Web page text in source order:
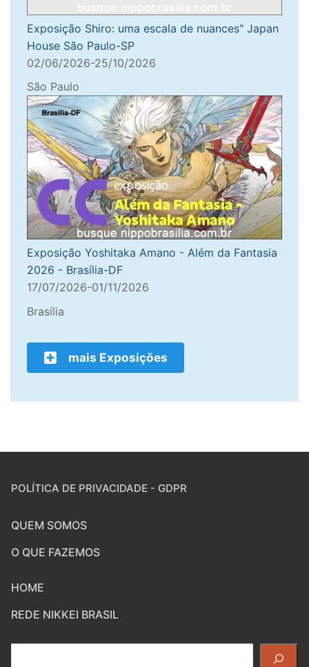
Exposição Shiro: uma escala de nuances" Japan
House São Paulo-SP
02/06/2026-25/10/2026
São Paulo
Exposição Yoshitaka Amano - Além da Fantasia
2026 - Brasília-DF
17/07/2026-01/11/2026
Brasília
mais Exposições
POLÍTICA DE PRIVACIDADE - GDPR
QUEM SOMOS
O QUE FAZEMOS
HOME
REDE NIKKEI BRASIL